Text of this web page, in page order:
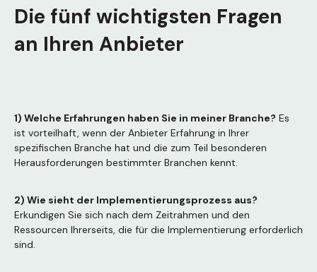
Die fünf wichtigsten Fragen
an Ihren Anbieter
1) Welche Erfahrungen haben Sie in meiner Branche? Es
ist vorteilhaft, wenn der Anbieter Erfahrung in Ihrer
spezifischen Branche hat und die zum Teil besonderen
Herausforderungen bestimmter Branchen kennt.
2) Wie sieht der Implementierungsprozess aus?
Erkundigen Sie sich nach dem Zeitrahmen und den
Ressourcen Ihrerseits, die für die Implementierung erforderlich
sind.